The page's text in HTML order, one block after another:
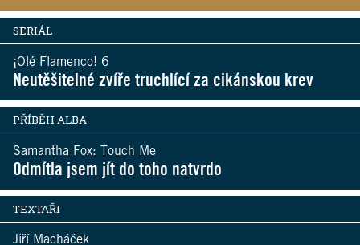
SERIÁL
¡Olé Flamenco! 6
Neutěšitelné zvíře truchlící za cikánskou krev
PŘÍBĚH ALBA
Samantha Fox: Touch Me
Odmítla jsem jít do toho natvrdo
TEXTAŘI
Jiří Macháček